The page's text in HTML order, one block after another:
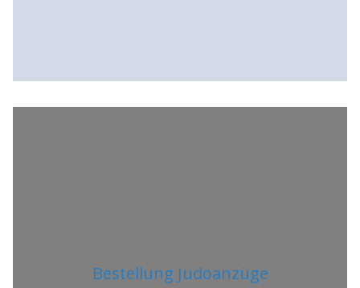
Bestellung Judoanzüge